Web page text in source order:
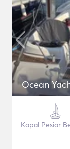
Ocean
Kapal Pesiar